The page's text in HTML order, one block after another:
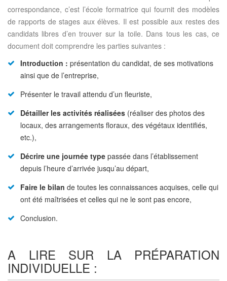
correspondance, c’est l’école formatrice qui fournit des modèles
de rapports de stages aux élèves. Il est possible aux restes des
candidats libres d’en trouver sur la toile. Dans tous les cas, ce
document doit comprendre les parties suivantes :
Introduction : présentation du candidat, de ses motivations
ainsi que de l’entreprise,
Présenter le travail attendu d’un fleuriste,
Détailler les activités réalisées (réaliser des photos des
locaux, des arrangements floraux, des végétaux identifiés,
etc.),
Décrire une journée type passée dans l’établissement
depuis l’heure d’arrivée jusqu’au départ,
Faire le bilan de toutes les connaissances acquises, celle qui
ont été maîtrisées et celles qui ne le sont pas encore,
Conclusion.
A LIRE SUR LA PRÉPARATION
INDIVIDUELLE :